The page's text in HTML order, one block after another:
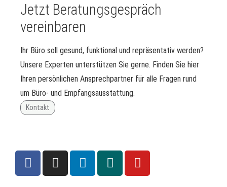
Jetzt Beratungsgespräch
vereinbaren
Ihr Büro soll gesund, funktional und repräsentativ werden?
Unsere Experten unterstützen Sie gerne. Finden Sie hier
Ihren persönlichen Ansprechpartner für alle Fragen rund
um Büro- und Empfangsausstattung.
Kontakt